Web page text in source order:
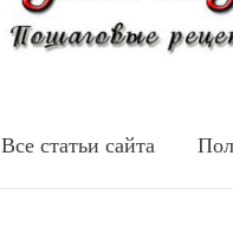
Все статьи сайта